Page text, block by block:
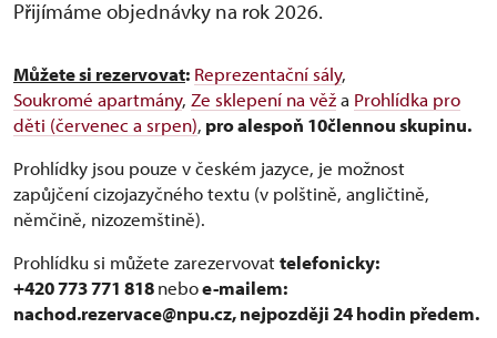
Přijímáme objednávky na rok 2026.
Můžete si rezervovat: Reprezentační sály,
Soukromé apartmány, Ze sklepení na věža Prohlídka pro
děti (červenec a srpen), pro alespoň 10člennou skupinu.
Prohlídky jsou pouze v českém jazyce, je možnost
zapůjčení cizojazyčného textu (v polštině, angličtině,
němčině, nizozemštině).
Prohlídku si můžete zarezervovattelefonicky:
+420 773 771 818neboe-mailem:
nachod.rezervace@npu.cz, nejpozději 24 hodin předem.